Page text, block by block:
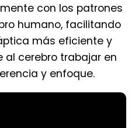
con los patrones
humano, facilitando
más eficiente y
al cerebro trabajar en
y enfoque.